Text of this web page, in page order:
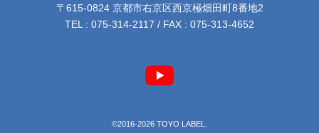
〒615-0824 京都市右京区西京極畑田町8番地2
TEL : 075-314-2117 / FAX : 075-313-4652
©2016-2026 TOYO LABEL.